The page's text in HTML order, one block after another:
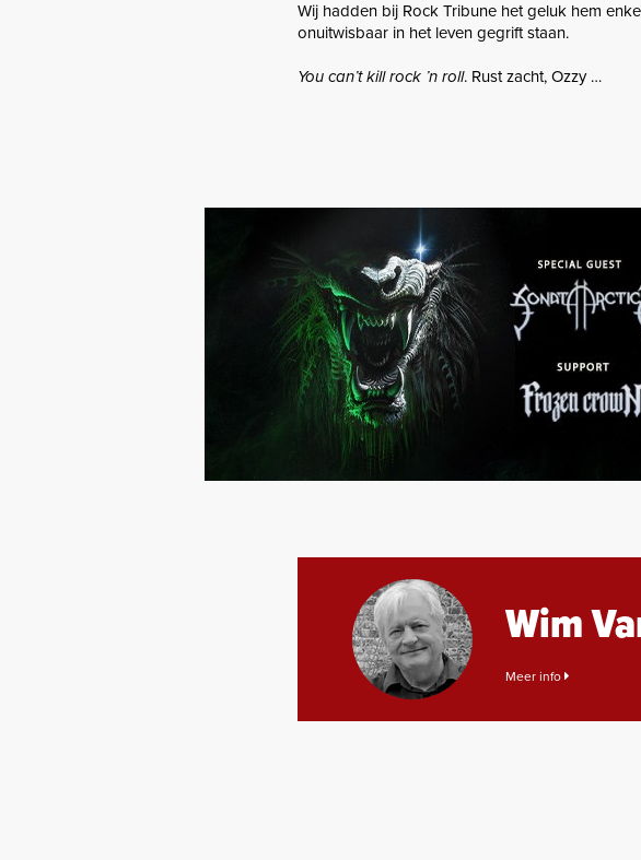
Wij hadden bij Rock Tribune het geluk hem
onuitwisbaar in het leven gegrift staan.
You can’t kill rock ’n roll. Rust zacht, Ozzy …
Wim
Meer info